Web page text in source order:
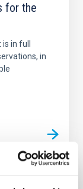
for the
in full
in